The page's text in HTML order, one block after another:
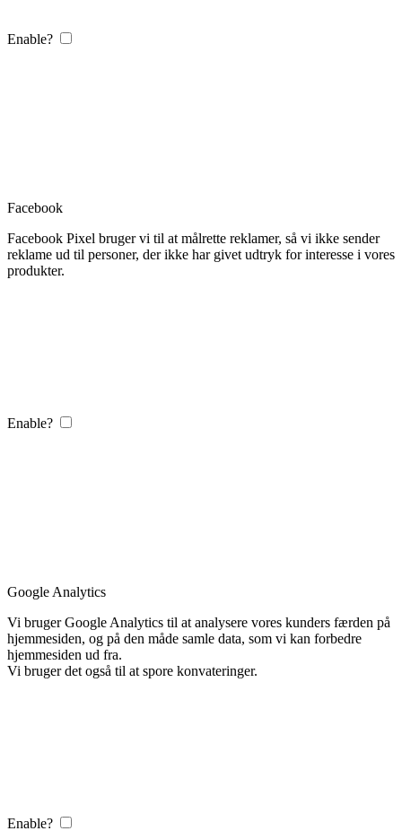
Enable?
Facebook
Facebook Pixel bruger vi til at målrette reklamer, så vi ikke sender
reklame ud til personer, der ikke har givet udtryk for interesse i vores
produkter.
Enable?
Google Analytics
Vi bruger Google Analytics til at analysere vores kunders færden på
hjemmesiden, og på den måde samle data, som vi kan forbedre
hjemmesiden ud fra.
Vi bruger det også til at spore konvateringer.
Enable?